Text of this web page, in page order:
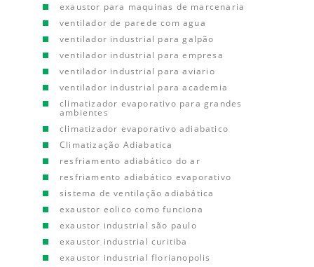
exaustor para maquinas de marcenaria
ventilador de parede com agua
ventilador industrial para galpão
ventilador industrial para empresa
ventilador industrial para aviario
ventilador industrial para academia
climatizador evaporativo para grandes
ambientes
climatizador evaporativo adiabatico
Climatização Adiabatica
resfriamento adiabático do ar
resfriamento adiabático evaporativo
sistema de ventilação adiabática
exaustor eolico como funciona
exaustor industrial são paulo
exaustor industrial curitiba
exaustor industrial florianopolis